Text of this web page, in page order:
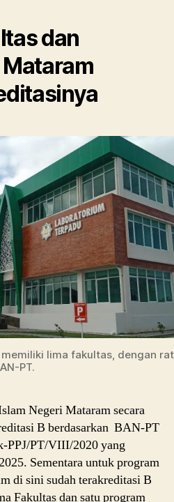
dan
lima fakultas, dengan
PT.
Negeri Mataram secara
B berdasarkan BAN-PT
PT/VIII/2020 yang
Sementara untuk program
di sini sudah terakreditasi B
Fakultas dan satu program